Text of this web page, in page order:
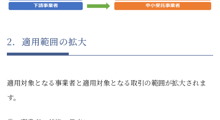
2．適用範囲の拡大
適用対象となる事業者と適用対象となる取引の範囲が拡大されま
す。